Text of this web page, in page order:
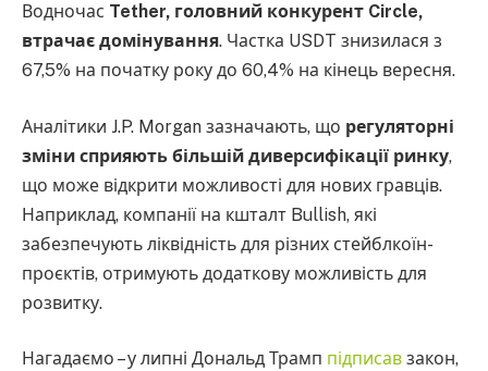
Водночас Tether, головний конкурент Circle,
втрачає домінування. Частка USDT знизилася з
67,5% на початку року до 60,4% на кінець вересня.
Аналітики J.P. Morgan зазначають, що регуляторні
зміни сприяють більшій диверсифікації ринку,
що може відкрити можливості для нових гравців.
Наприклад, компанії на кшталт Bullish, які
забезпечують ліквідність для різних стейблкоїн-
проєктів, отримують додаткову можливість для
розвитку.
Нагадаємо – у липні Дональд Трамп підписав закон,